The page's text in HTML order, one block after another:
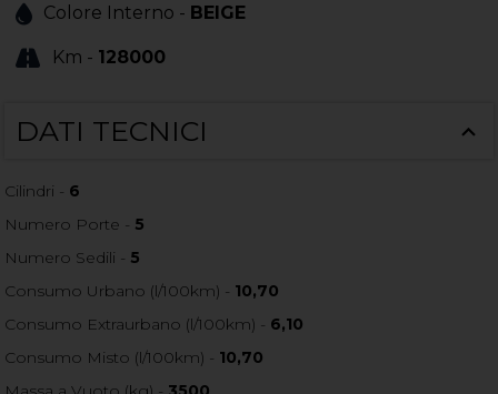
Colore Interno - BEIGE
Km - 128000
DATI TECNICI
Cilindri - 6
Numero Porte - 5
Numero Sedili - 5
Consumo Urbano (l/100km) - 10,70
Consumo Extraurbano (l/100km) - 6,10
Consumo Misto (l/100km) - 10,70